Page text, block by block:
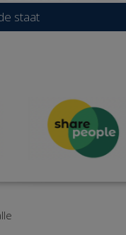
staat